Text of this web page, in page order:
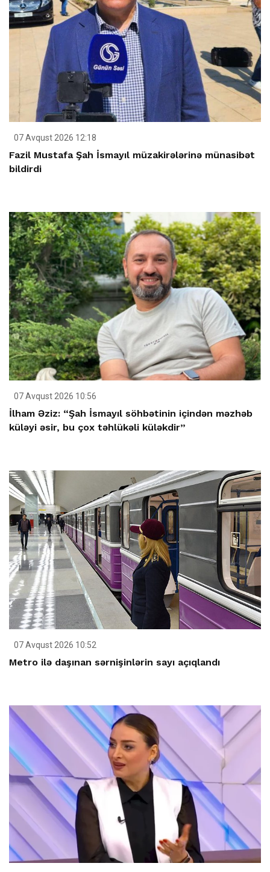
07 Avqust 2026 12:18
Fazil Mustafa Şah İsmayıl müzakirələrinə münasibət
bildirdi
07 Avqust 2026 10:56
İlham Əziz: “Şah İsmayıl söhbətinin içindən məzhəb
küləyi əsir, bu çox təhlükəli küləkdir”
07 Avqust 2026 10:52
Metro ilə daşınan sərnişinlərin sayı açıqlandı